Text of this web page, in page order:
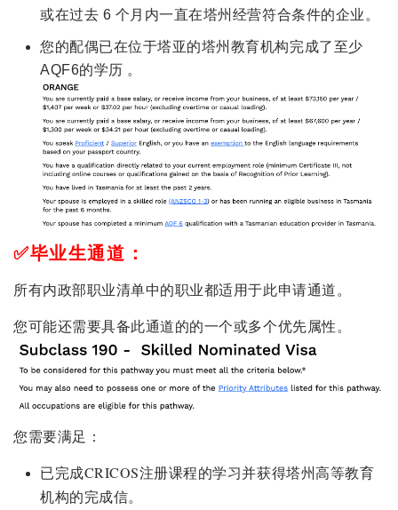
或在过去 6 个月内一直在塔州经营符合条件的企业。
您的配偶已在位于塔亚的塔州教育机构完成了至少
AQF6的学历 。
✅毕业生通道：
所有内政部职业清单中的职业都适用于此申请通道。
您可能还需要具备此通道的的一个或多个优先属性。
您需要满足：
已完成CRICOS注册课程的学习并获得塔州高等教育
机构的完成信。